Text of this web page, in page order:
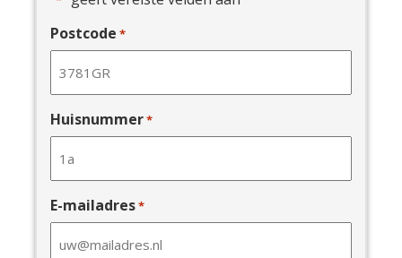
Postcode *
Huisnummer*
E-mailadres*